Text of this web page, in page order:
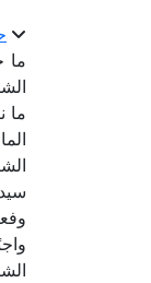
ما
ما